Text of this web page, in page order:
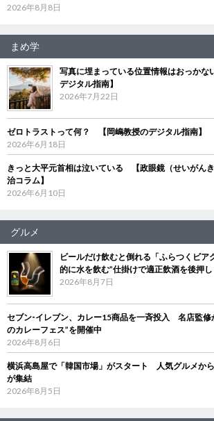
2026年8月8日
まめ学
写真に埋まっている位置情報はおっか
デジタル指南】
2026年7月22日
ゼロトラストって何？ 【岡嶋教授のデジタル指南】
2026年6月18日
きっと大平元首相は泣いている 【政眼鏡（せいがん
治コラム】
2026年6月10日
グルメ
ビールだけ飲むと倒れる「ふらつくビ
的に水を飲む”仕掛けで適正飲酒を後押し
2026年8月7日
セブン‐イレブン、カレー15商品を一斉投入 名店監修
のカレーフェス”を開催中
2026年8月6日
横浜高島屋で「韓国市場」がスタート 人気グルメか
が集結
2026年8月5日